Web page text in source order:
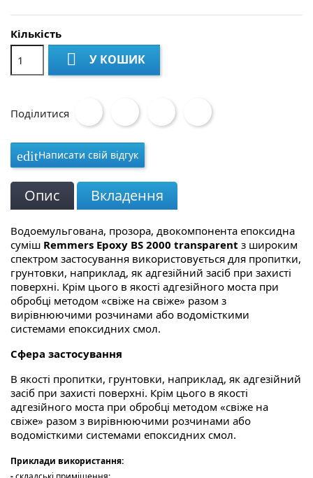
Кількість
 У КОШИК
Поділитися
editНаписати свій відгук
Опис Вкладення
Водоемульгована, прозора, двокомпонента епоксидна
суміш Remmers Epoxy BS 2000 transparent з широким
спектром застосування використовується для пропитки,
грунтовки, наприклад, як адгезійний засіб при захисті
поверхні. Крім цього в якості адгезійного моста при
обробці методом «свіже на свіже» разом з
вирівнюючими розчинами або водомісткими
системами епоксидних смол.
Сфера застосування
В якості пропитки, грунтовки, наприклад, як адгезійний
засіб при захисті поверхні. Крім цього в якості
адгезійного моста при обробці методом «свіже на
свіже» разом з вирівнюючими розчинами або
водомісткими системами епоксидних смол.
Приклади використання: